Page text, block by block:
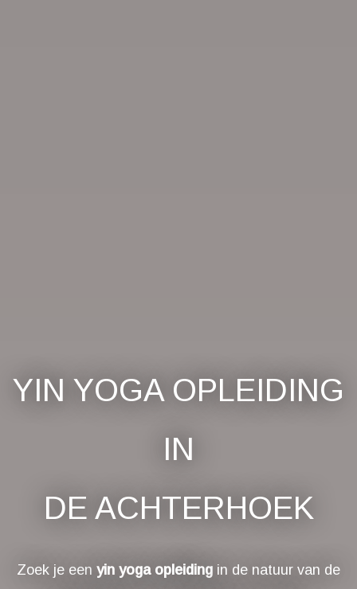
YIN YOGA OPLEIDING
IN
DE ACHTERHOEK
Zoek je een yin yoga opleiding in de natuur van de